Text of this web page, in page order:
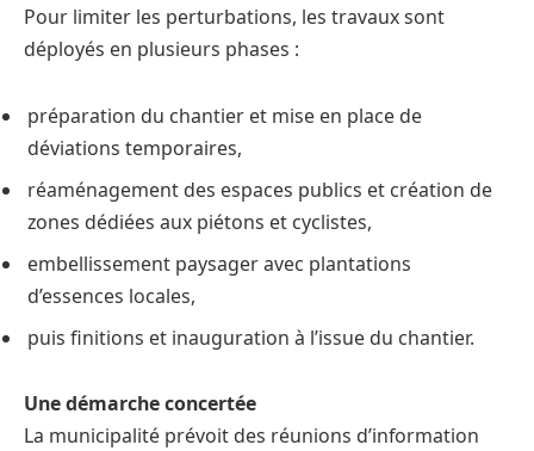
Pour limiter les perturbations, les travaux sont
déployés en plusieurs phases :
préparation du chantier et mise en place de
déviations temporaires,
réaménagement des espaces publics et création de
zones dédiées aux piétons et cyclistes,
embellissement paysager avec plantations
d’essences locales,
puis finitions et inauguration à l’issue du chantier.
Une démarche concertée
La municipalité prévoit des réunions d’information